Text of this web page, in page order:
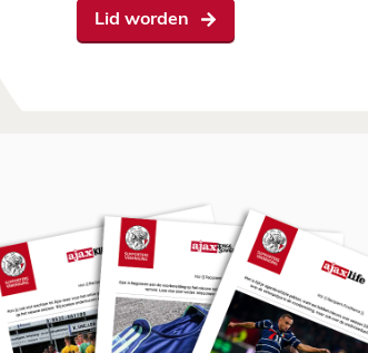
Lid worden